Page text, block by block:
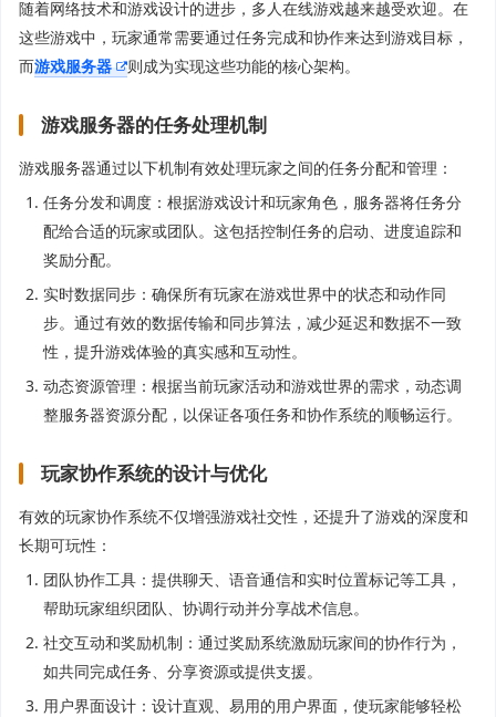
随着网络技术和游戏设计的进步，多人在线游戏越来越受欢迎。在
这些游戏中，玩家通常需要通过任务完成和协作来达到游戏目标，
而游戏服务器 则成为实现这些功能的核心架构。
游戏服务器的任务处理机制
游戏服务器通过以下机制有效处理玩家之间的任务分配和管理：
任务分发和调度：根据游戏设计和玩家角色，服务器将任务分
配给合适的玩家或团队。这包括控制任务的启动、进度追踪和
奖励分配。
实时数据同步：确保所有玩家在游戏世界中的状态和动作同
步。通过有效的数据传输和同步算法，减少延迟和数据不一致
性，提升游戏体验的真实感和互动性。
动态资源管理：根据当前玩家活动和游戏世界的需求，动态调
整服务器资源分配，以保证各项任务和协作系统的顺畅运行。
玩家协作系统的设计与优化
有效的玩家协作系统不仅增强游戏社交性，还提升了游戏的深度和
长期可玩性：
团队协作工具：提供聊天、语音通信和实时位置标记等工具，
帮助玩家组织团队、协调行动并分享战术信息。
社交互动和奖励机制：通过奖励系统激励玩家间的协作行为，
如共同完成任务、分享资源或提供支援。
用户界面设计：设计直观、易用的用户界面，使玩家能够轻松